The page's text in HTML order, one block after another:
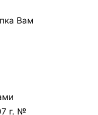
Вам
г. №